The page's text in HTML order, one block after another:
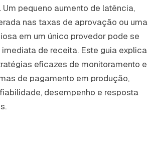
pequeno aumento de latência,
nas taxas de aprovação ou uma
em um único provedor pode se
de receita. Este guia explica
eficazes de monitoramento e
de pagamento em produção,
desempenho e resposta